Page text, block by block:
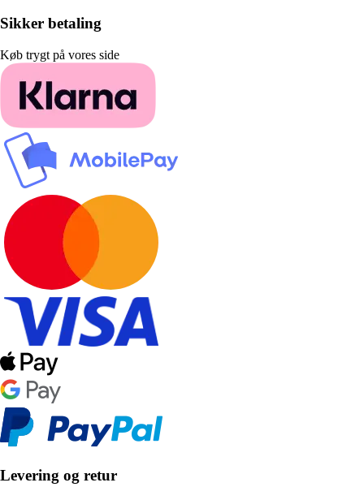
Sikker betaling
Køb trygt på vores side
Levering og retur